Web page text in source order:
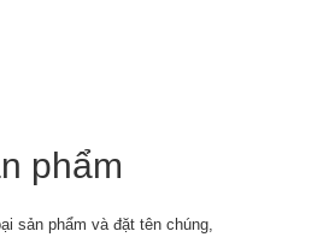
phẩm
sản phẩm và đặt tên chúng,